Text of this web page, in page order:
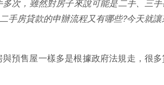
次，雖然對房子來說可能是二手、三
房貸款的申辦流程又有哪些?今天就讓
預售屋一樣多是根據政府法規走，很